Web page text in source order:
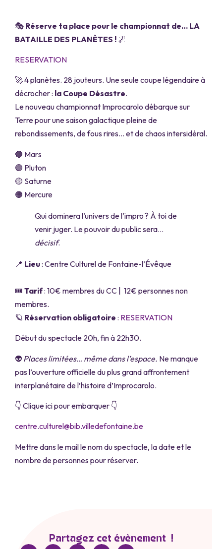
🎭 Réserve ta place pour le championnat de… LA
BATAILLE DES PLANÈTES ! 🌌
RESERVATION
🚀 4 planètes. 28 jouteurs. Une seule coupe légendaire à
décrocher : la Coupe Désastre.
Le nouveau championnat Improcarolo débarque sur
Terre pour une saison galactique pleine de
rebondissements, de fous rires… et de chaos intersidéral.
🔴 Mars
🟣 Pluton
🟡 Saturne
🟠 Mercure
Qui dominera l’univers de l’impro ? À toi de
venir juger. Le pouvoir du public sera…
décisif.
📍 Lieu: Centre Culturel de Fontaine-l’Évêque
🎟️ Tarif: 10€ membres du CC | 12€ personnes non
membres.
🪐 Réservation obligatoire : RESERVATION
Début du spectacle 20h, fin à 22h30.
👽 Places limitées… même dans l’espace. Ne manque
pas l’ouverture officielle du plus grand affrontement
interplanétaire de l’histoire d’Improcarolo.
👇 Clique ici pour embarquer 👇
centre.culturel@bib.villedefontaine.be
Mettre dans le mail le nom du spectacle, la date et le
nombre de personnes pour réserver.
Partagez cet évènement !